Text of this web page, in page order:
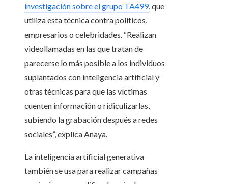
investigación sobre el grupo TA499, que
utiliza esta técnica contra políticos,
empresarios o celebridades. “Realizan
videollamadas en las que tratan de
parecerse lo más posible a los individuos
suplantados con inteligencia artificial y
otras técnicas para que las víctimas
cuenten información o ridiculizarlas,
subiendo la grabación después a redes
sociales”, explica Anaya.
La inteligencia artificial generativa
también se usa para realizar campañas